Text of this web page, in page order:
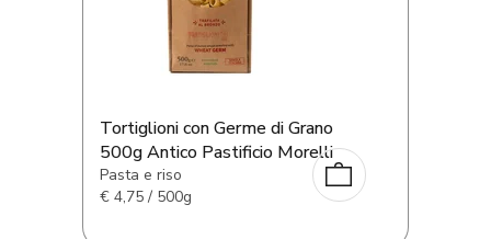
Tortiglioni con Germe di Grano
500g Antico Pastificio Morelli
Pasta e riso
€ 4,75 / 500g